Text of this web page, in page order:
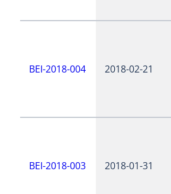
BEI-2018-004 2018-02-21
BEI-2018-003 2018-01-31